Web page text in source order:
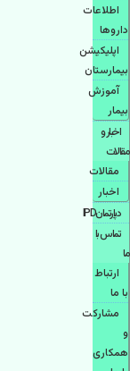
اطلاعات
دارو‌ها
اپليكيشن
بيمارستان
آموزش
بیمار
اخبار و
مقالات
مقالات
اخبار
دپارتمانIPD
تماس با
ما
ارتباط
با ما
مشاركت
و
همكاری